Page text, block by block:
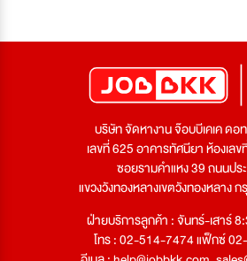
บริษัท จัดหางาน จ๊อบบีเคเค ดอ
เลขที่ 625 อาคารทัศนียา ห้องเล
ซอยรามคำแหง 39 ถนนปร
แขวงวังทองหลางเขตวังทองหลาง
ฝ่ายบริการลูกค้า : จันทร์-เสาร์
โทร : 02-514-7474 แฟ็กซ์